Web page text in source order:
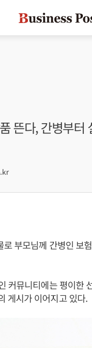
뜬다, 간병부터
부모님께 간병인 보
커뮤니티에는 평이한
게시가 이어지고 있다.